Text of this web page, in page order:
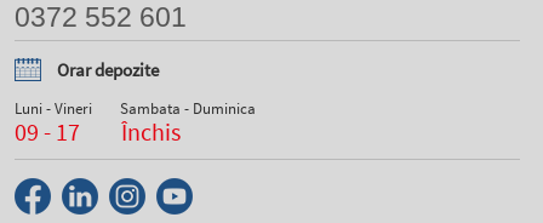
0372 552 601
Orar depozite
Luni - Vineri
09 - 17
Sambata - Duminica
Închis